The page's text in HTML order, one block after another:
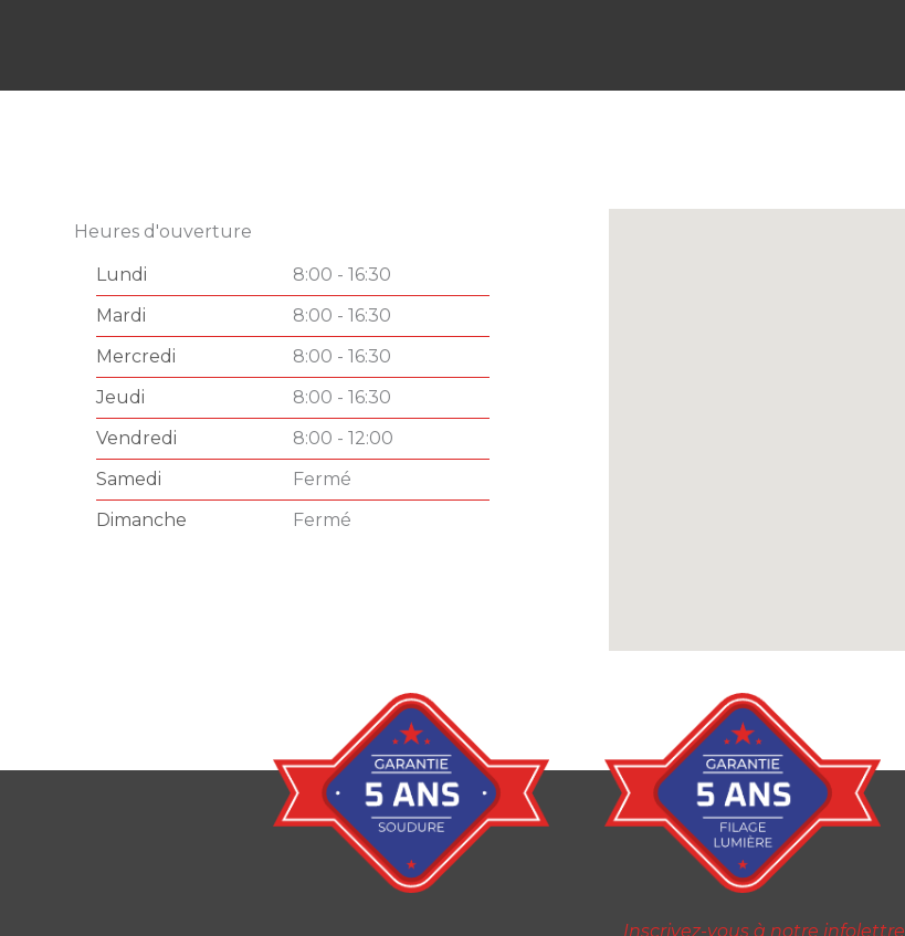
Heures d'ouverture
Lundi
8:00 - 16:30
Mardi
8:00 - 16:30
Mercredi
8:00 - 16:30
Jeudi
8:00 - 16:30
Vendredi
8:00 - 12:00
Samedi
Fermé
Dimanche
Fermé
Inscrivez-vous à notre infolettre